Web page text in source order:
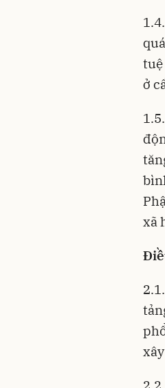
ở
xã